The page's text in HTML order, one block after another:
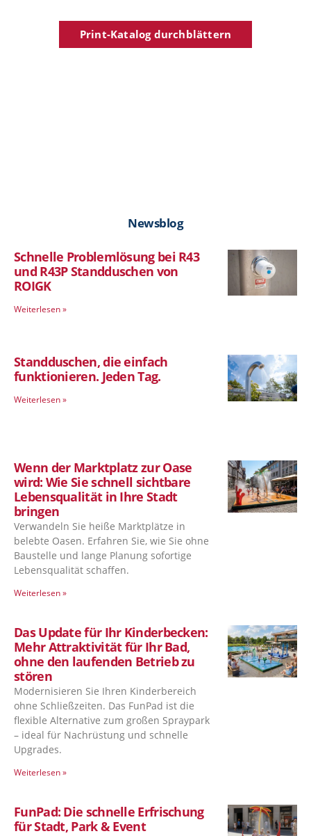
Print-Katalog durchblättern
Newsblog
Schnelle Problemlösung bei R43
und R43P Standduschen von
ROIGK
Weiterlesen »
Standduschen, die einfach
funktionieren. Jeden Tag.
Weiterlesen »
Wenn der Marktplatz zur Oase
wird: Wie Sie schnell sichtbare
Lebensqualität in Ihre Stadt
bringen
Verwandeln Sie heiße Marktplätze in
belebte Oasen. Erfahren Sie, wie Sie ohne
Baustelle und lange Planung sofortige
Lebensqualität schaffen.
Weiterlesen »
Das Update für Ihr Kinderbecken:
Mehr Attraktivität für Ihr Bad,
ohne den laufenden Betrieb zu
stören
Modernisieren Sie Ihren Kinderbereich
ohne Schließzeiten. Das FunPad ist die
flexible Alternative zum großen Spraypark
– ideal für Nachrüstung und schnelle
Upgrades.
Weiterlesen »
FunPad: Die schnelle Erfrischung
für Stadt, Park & Event